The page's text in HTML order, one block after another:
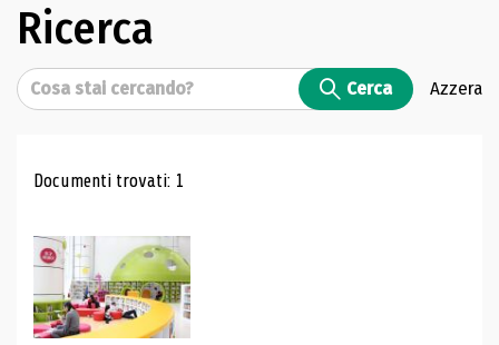
Ricerca
Cerca Cerca Azzera
Risultati di ricerca
Documenti trovati: 1